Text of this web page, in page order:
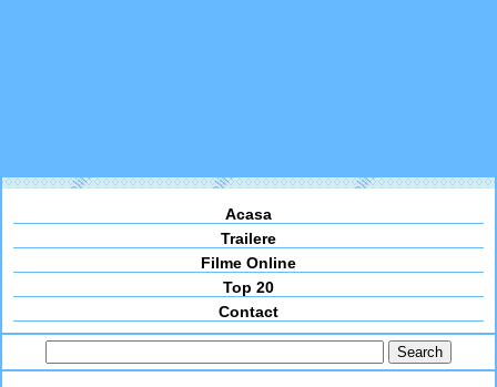
Acasa
Trailere
Filme Online
Top 20
Contact